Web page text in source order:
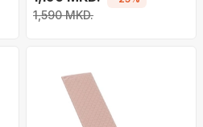
1,590 MKD.